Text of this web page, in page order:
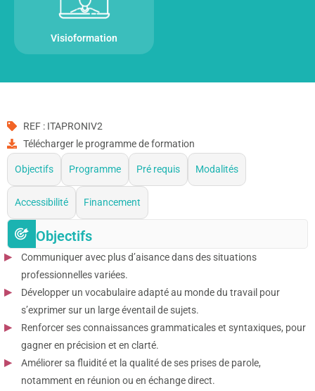
Visioformation
REF : ITAPRONIV2
Télécharger le programme de formation
Objectifs Programme Pré requis Modalités
Accessibilité Financement
Objectifs
Communiquer avec plus d’aisance dans des situations
professionnelles variées.
Développer un vocabulaire adapté au monde du travail pour
s’exprimer sur un large éventail de sujets.
Renforcer ses connaissances grammaticales et syntaxiques, pour
gagner en précision et en clarté.
Améliorer sa fluidité et la qualité de ses prises de parole,
notamment en réunion ou en échange direct.